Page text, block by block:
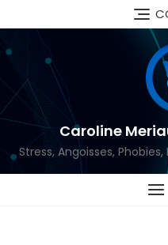
to
content
Caroline
Stress, Angoisses,